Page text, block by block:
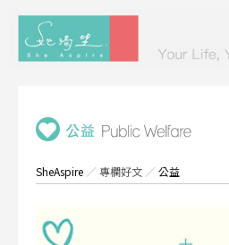
SheAspire ／專欄好文 ／公益